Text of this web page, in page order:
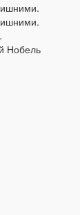
Нобель